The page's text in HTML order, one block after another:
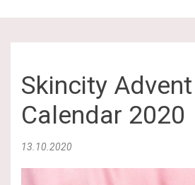
Skincity Advent
Calendar 2020
13.10.2020